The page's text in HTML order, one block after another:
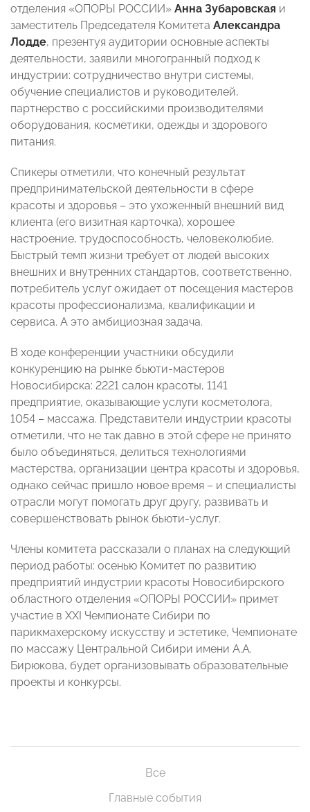
отделения «ОПОРЫ РОССИИ» Анна Зубаровская и
заместитель Председателя Комитета Александра
Лодде, презентуя аудитории основные аспекты
деятельности, заявили многогранный подход к
индустрии: сотрудничество внутри системы,
обучение специалистов и руководителей,
партнерство с российскими производителями
оборудования, косметики, одежды и здорового
питания.
Спикеры отметили, что конечный результат
предпринимательской деятельности в сфере
красоты и здоровья – это ухоженный внешний вид
клиента (его визитная карточка), хорошее
настроение, трудоспособность, человеколюбие.
Быстрый темп жизни требует от людей высоких
внешних и внутренних стандартов, соответственно,
потребитель услуг ожидает от посещения мастеров
красоты профессионализма, квалификации и
сервиса. А это амбициозная задача.
В ходе конференции участники обсудили
конкуренцию на рынке бьюти-мастеров
Новосибирска: 2221 салон красоты, 1141
предприятие, оказывающие услуги косметолога,
1054 – массажа. Представители индустрии красоты
отметили, что не так давно в этой сфере не принято
было объединяться, делиться технологиями
мастерства, организации центра красоты и здоровья,
однако сейчас пришло новое время – и специалисты
отрасли могут помогать друг другу, развивать и
совершенствовать рынок бьюти-услуг.
Члены комитета рассказали о планах на следующий
период работы: осенью Комитет по развитию
предприятий индустрии красоты Новосибирского
областного отделения «ОПОРЫ РОССИИ» примет
участие в ХХI Чемпионате Сибири по
парикмахерскому искусству и эстетике, Чемпионате
по массажу Центральной Сибири имени А.А.
Бирюкова, будет организовывать образовательные
проекты и конкурсы.
Все
Главные события